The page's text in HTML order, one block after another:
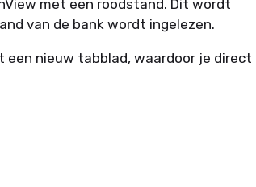
met een roodstand. Dit wordt
van de bank wordt ingelezen.
een nieuw tabblad, waardoor je direct